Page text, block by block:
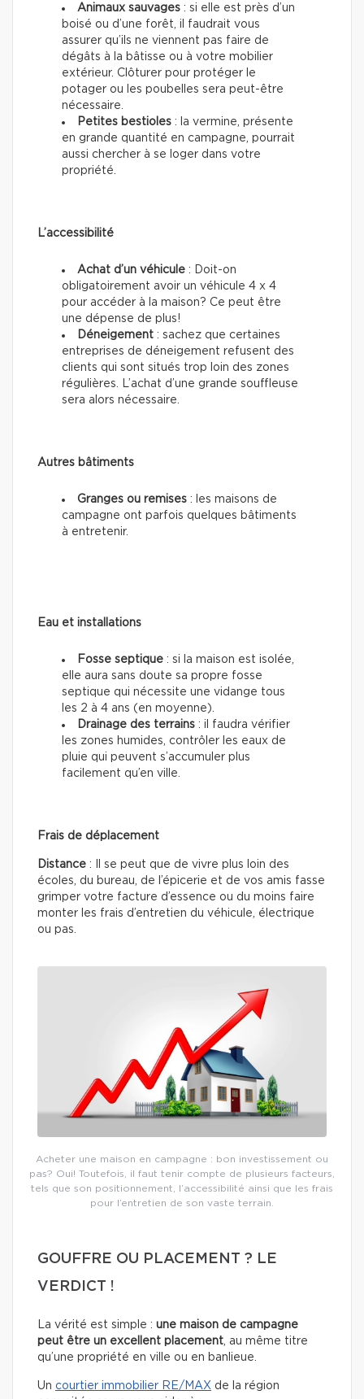
Animaux sauvages : si elle est près d’un
boisé ou d’une forêt, il faudrait vous
assurer qu’ils ne viennent pas faire de
dégâts à la bâtisse ou à votre mobilier
extérieur. Clôturer pour protéger le
potager ou les poubelles sera peut-être
nécessaire.
Petites bestioles : la vermine, présente
en grande quantité en campagne, pourrait
aussi chercher à se loger dans votre
propriété.
L’accessibilité
Achat d’un véhicule : Doit-on
obligatoirement avoir un véhicule 4 x 4
pour accéder à la maison? Ce peut être
une dépense de plus!
Déneigement : sachez que certaines
entreprises de déneigement refusent des
clients qui sont situés trop loin des zones
régulières. L’achat d’une grande souffleuse
sera alors nécessaire.
Autres bâtiments
Granges ou remises : les maisons de
campagne ont parfois quelques bâtiments
à entretenir.
Eau et installations
Fosse septique : si la maison est isolée,
elle aura sans doute sa propre fosse
septique qui nécessite une vidange tous
les 2 à 4 ans (en moyenne).
Drainage des terrains : il faudra vérifier
les zones humides, contrôler les eaux de
pluie qui peuvent s’accumuler plus
facilement qu’en ville.
Frais de déplacement
Distance : Il se peut que de vivre plus loin des
écoles, du bureau, de l’épicerie et de vos amis fasse
grimper votre facture d’essence ou du moins faire
monter les frais d’entretien du véhicule, électrique
ou pas.
Acheter une maison en campagne : bon investissement ou
pas? Oui! Toutefois, il faut tenir compte de plusieurs facteurs,
tels que son positionnement, l’accessibilité ainsi que les frais
pour l’entretien de son vaste terrain.
GOUFFRE OU PLACEMENT ? LE
VERDICT !
La vérité est simple : une maison de campagne
peut être un excellent placement, au même titre
qu’une propriété en ville ou en banlieue.
Un courtier immobilier RE/MAX de la région